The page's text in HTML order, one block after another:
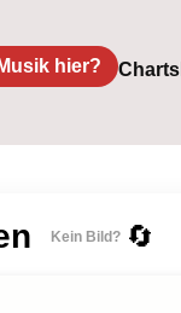
hier? Charts
Kein Bild? 🔄